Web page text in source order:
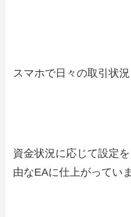
スマホで日々の取引状
資金状況に応じて設定
由なEAに仕上がっていま